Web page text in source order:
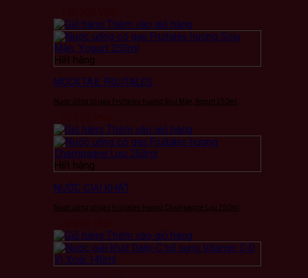
Thêm vào giỏ hàng
Hết hàng
MOCKTAIL FRUITALES
Nước uống có gas Fruitales hương Soju Mận, Yogurt 250ml
Thêm vào giỏ hàng
Hết hàng
NƯỚC GIẢI KHÁT
Nước uống có gas Fruitales hương Champagne Lựu 250ml
Thêm vào giỏ hàng